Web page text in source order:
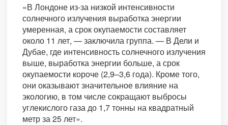
«В Лондоне из-за низкой интенсивности
солнечного излучения выработка энергии
умеренная, а срок окупаемости составляет
около 11 лет, — заключила группа. — В Дели и
Дубае, где интенсивность солнечного излучения
выше, выработка энергии больше, а срок
окупаемости короче (2,9–3,6 года). Кроме того,
они оказывают значительное влияние на
экологию, в том числе сокращают выбросы
углекислого газа до 1,7 тонны на квадратный
метр за 25 лет».